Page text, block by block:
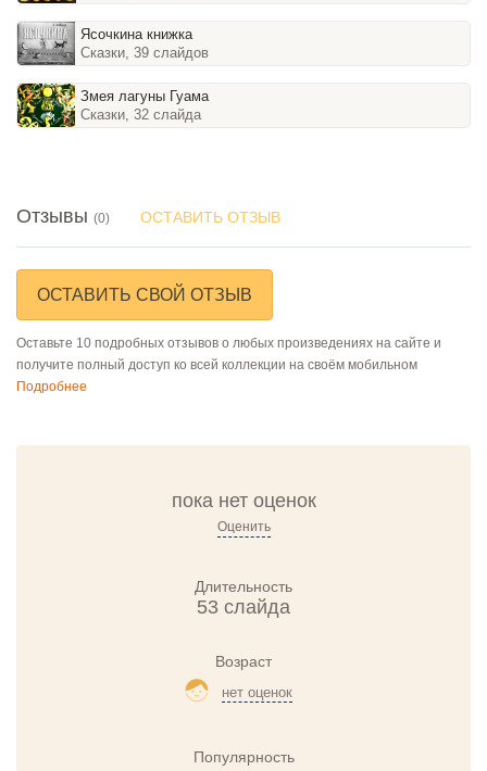
Ясочкина книжка
Сказки, 39 слайдов
Змея лагуны Гуама
Сказки, 32 слайда
Отзывы (0) ОСТАВИТЬ ОТЗЫВ
ОСТАВИТЬ СВОЙ ОТЗЫВ
Оставьте 10 подробных отзывов о любых произведениях на сайте и
получите полный доступ ко всей коллекции на своём мобильном
Подробнее
пока нет оценок
Оценить
Длительность
53 слайда
Возраст
нет оценок
Популярность